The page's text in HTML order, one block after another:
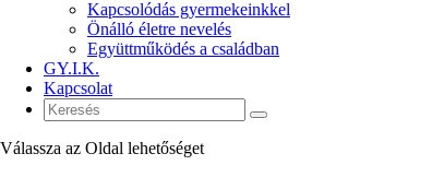
Kapcsolódás gyermekeinkkel
Önálló életre nevelés
Együttműködés a családban
GY.I.K.
Kapcsolat
Válassza az Oldal lehetőséget